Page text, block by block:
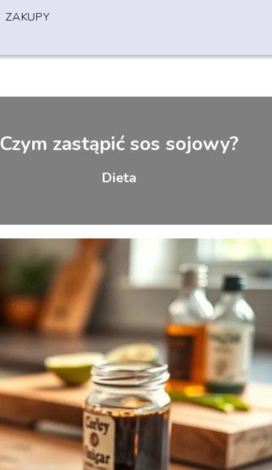
ZAKUPY
Czym zastąpić sos sojowy?
Dieta